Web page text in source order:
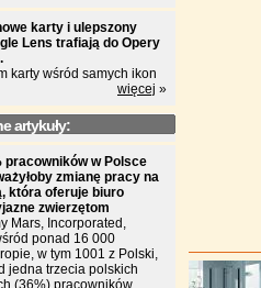
karty i ulepszony
Lens trafiają do Opery
karty wśród samych ikon
więcej »
artykuły:
pracowników w Polsce
zmianę pracy na
która oferuje biuro
zwierzętom
Mars, Incorporated,
ponad 16 000
w tym 1001 z Polski,
jedna trzecia polskich
(36%) pracowników